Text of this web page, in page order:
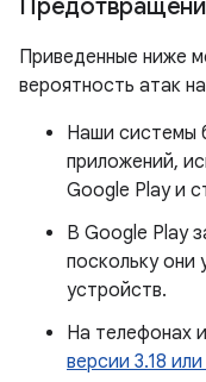
Приведенные ниже
вероятность атак
Наши системы
приложений,
Google Play и
В Google Play
поскольку они
устройств.
На телефонах
версии 3.18